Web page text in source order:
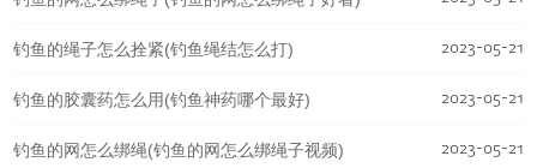
2023-05-21
钓鱼的绳子怎么拴紧(钓鱼绳结怎么打)
2023-05-21
钓鱼的胶囊药怎么用(钓鱼神药哪个最好)
2023-05-21
钓鱼的网怎么绑绳(钓鱼的网怎么绑绳子视频)